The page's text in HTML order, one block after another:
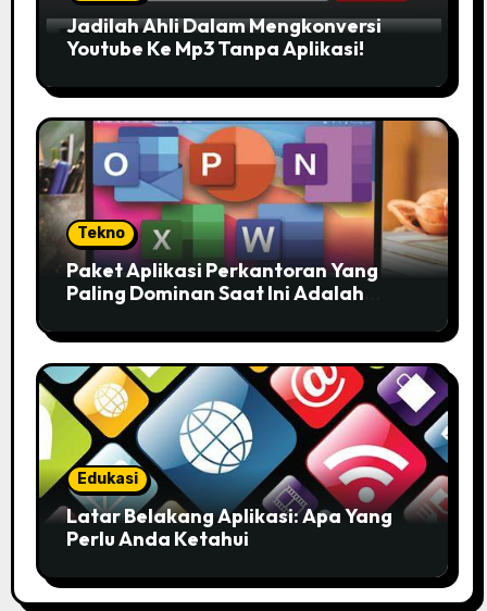
Jadilah Ahli Dalam Mengkonversi
Youtube Ke Mp3 Tanpa Aplikasi!
Tekno
Paket Aplikasi Perkantoran Yang
Paling Dominan Saat Ini Adalah
Anda!
Edukasi
Latar Belakang Aplikasi: Apa Yang
Perlu Anda Ketahui